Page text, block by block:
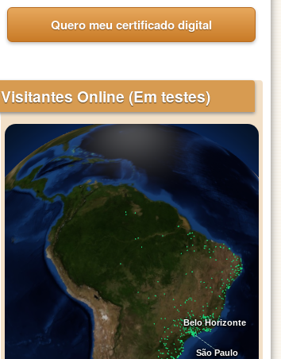
Quero meu certificado digital
Visitantes Online (Em testes)
São Paulo
Belo Horizonte